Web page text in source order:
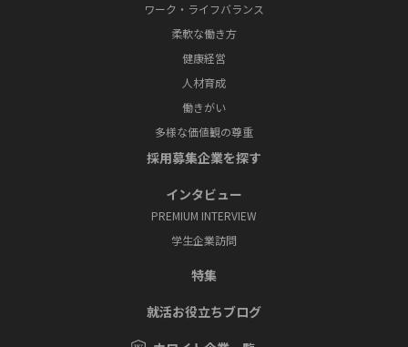
ワーク・ライフバランス
柔軟な働き方
健康経営
人材育成
働きがい
多様な価値観の尊重
採⽤募集企業を探す
インタビュー
PREMIUM INTERVIEW
学⽣企業訪問
特集
就活お役⽴ちブログ